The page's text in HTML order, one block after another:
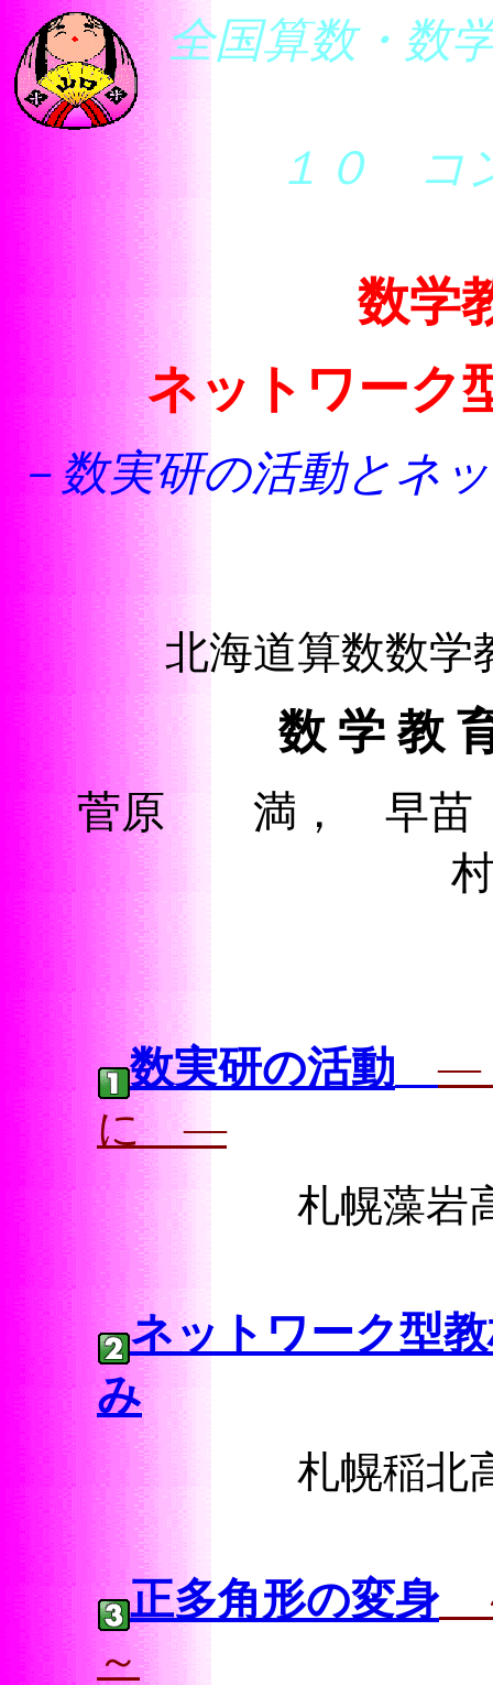
全国算数・数
１０ コ
数学
ネットワーク
－数実研の活動とネ
北海道算数数
数 学 教
菅原 満， 早苗
数実研の活動
―
に ―
札幌
ネットワーク型
み
札幌
正多角形の変身
～